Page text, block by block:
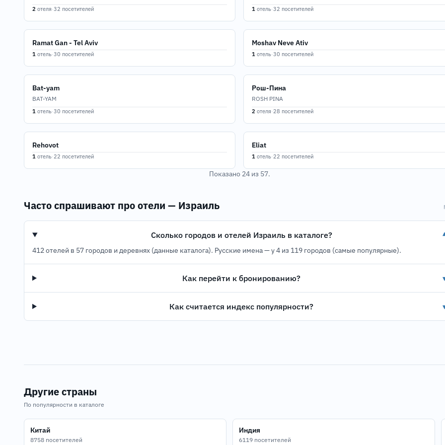
2 отеля·32 посетителей 1 отель·32 посетителей
Ramat Gan - Tel Aviv
1 отель·30 посетителей
Moshav Neve Ativ
1 отель·30 посетителей
Bat-yam
BAT-YAM
1 отель·30 посетителей
Рош-Пина
ROSH PINA
2 отеля·28 посетителей
Rehovot
1 отель·22 посетителей
Eliat
1 отель·22 посетителей
Показано 24 из 57.
Часто спрашивают про отели — Израиль
Сколько городов и отелей Израиль в каталоге?
412 отелей в 57 городов и деревнях (данные каталога). Русские имена — у 4 из 119 городов (самые популярные).
Как перейти к бронированию?
Как считается индекс популярности?
Другие страны
По популярности в каталоге
Китай
8758 посетителей
Индия
6119 посетителей